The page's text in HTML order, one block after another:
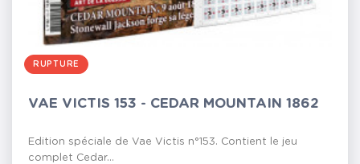
RUPTURE
VAE VICTIS 153 - CEDAR MOUNTAIN 1862
Edition spéciale de Vae Victis n°153. Contient le jeu
complet Cedar...